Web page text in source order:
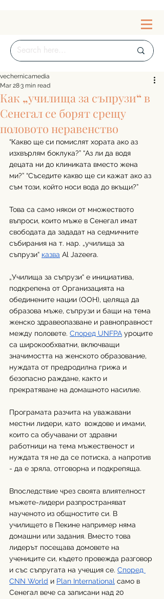
Как „училища за съпрузи“ в
Сенегал се борят срещу
половото неравенство
vechernicamedia
Mar 283 min read
“Какво ще си помислят хората ако аз
изхвърлям боклука?” “Аз ли да водя
децата ни до клиниката вместо жена
ми?” “Съседите какво ще си кажат ако аз
съм този, който носи вода до вкъщи?”
Това са само някои от множеството
въпроси, които мъже в Сенегал имат
свободата да зададат на седмичните
събирания на т. нар. „училища за
съпрузи“ казва Al Jazeera.
„Училища за съпрузи“ е инициатива,
подкрепена от Организацията на
обединените нации (ООН), целяща да
образова мъже, съпрузи и бащи на тема
женско здравеопазване и равноправност
между половете. Според UNFPA уроците
са широкообхватни, включващи
значимостта на женското образование,
нуждата от предродилна грижа и
безопасно раждане, както и
прекратяване на домашното насилие.
Програмата разчита на уважавани
местни лидери, като  вождове и имами,
които са обучавани от здравни
работници на тема мъжественост и
нуждата тя не да се потиска, а напротив
- да е зряла, отговорна и подкрепяща.
Впоследствие чрез своята влиятелност
мъжете-лидери разпространяват
наученото из общностите си. В
училището в Пекине например няма
домашни или задания. Вместо това
лидерът посещава домовете на
учениците си, където провежда разговор
и със съпругата на учещия се. Според
CNN World и Plan International само в
Сенегал вече са записани над 20